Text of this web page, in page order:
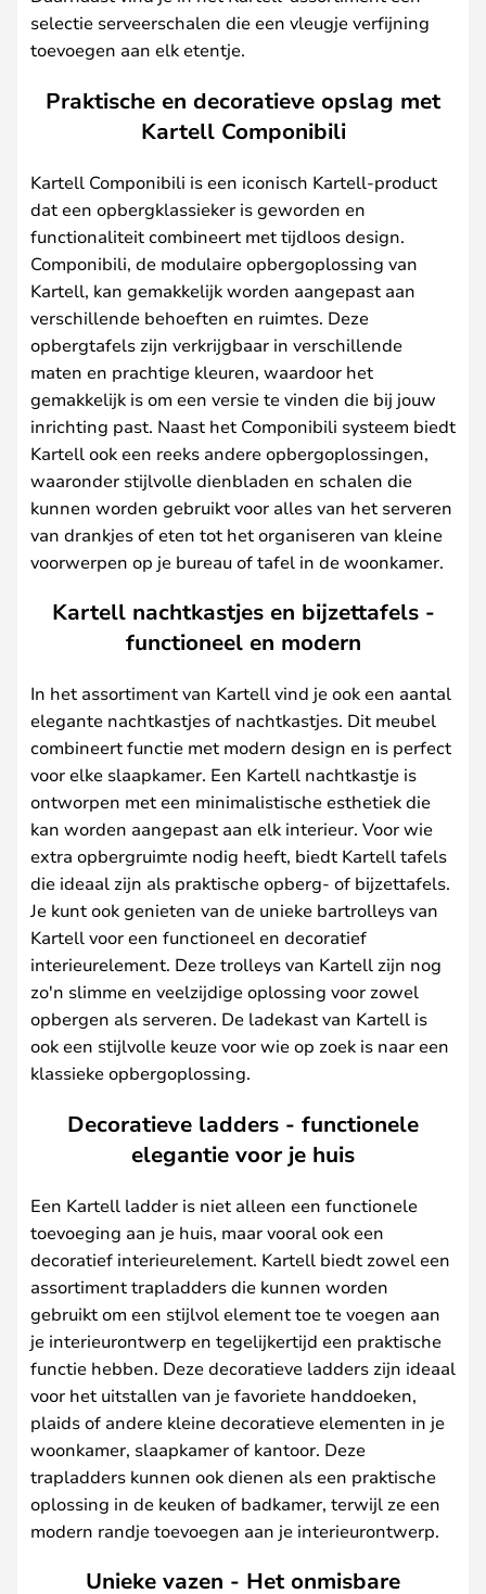
selectie serveerschalen die een vleugje verfijning
toevoegen aan elk etentje.
Praktische en decoratieve opslag met
Kartell Componibili
Kartell Componibili is een iconisch Kartell-product
dat een opbergklassieker is geworden en
functionaliteit combineert met tijdloos design.
Componibili, de modulaire opbergoplossing van
Kartell, kan gemakkelijk worden aangepast aan
verschillende behoeften en ruimtes. Deze
opbergtafels zijn verkrijgbaar in verschillende
maten en prachtige kleuren, waardoor het
gemakkelijk is om een versie te vinden die bij jouw
inrichting past. Naast het Componibili systeem biedt
Kartell ook een reeks andere opbergoplossingen,
waaronder stijlvolle dienbladen en schalen die
kunnen worden gebruikt voor alles van het serveren
van drankjes of eten tot het organiseren van kleine
voorwerpen op je bureau of tafel in de woonkamer.
Kartell nachtkastjes en bijzettafels -
functioneel en modern
In het assortiment van Kartell vind je ook een aantal
elegante nachtkastjes of nachtkastjes. Dit meubel
combineert functie met modern design en is perfect
voor elke slaapkamer. Een Kartell nachtkastje is
ontworpen met een minimalistische esthetiek die
kan worden aangepast aan elk interieur. Voor wie
extra opbergruimte nodig heeft, biedt Kartell tafels
die ideaal zijn als praktische opberg- of bijzettafels.
Je kunt ook genieten van de unieke bartrolleys van
Kartell voor een functioneel en decoratief
interieurelement. Deze trolleys van Kartell zijn nog
zo'n slimme en veelzijdige oplossing voor zowel
opbergen als serveren. De ladekast van Kartell is
ook een stijlvolle keuze voor wie op zoek is naar een
klassieke opbergoplossing.
Decoratieve ladders - functionele
elegantie voor je huis
Een Kartell ladder is niet alleen een functionele
toevoeging aan je huis, maar vooral ook een
decoratief interieurelement. Kartell biedt zowel een
assortiment trapladders die kunnen worden
gebruikt om een stijlvol element toe te voegen aan
je interieurontwerp en tegelijkertijd een praktische
functie hebben. Deze decoratieve ladders zijn ideaal
voor het uitstallen van je favoriete handdoeken,
plaids of andere kleine decoratieve elementen in je
woonkamer, slaapkamer of kantoor. Deze
trapladders kunnen ook dienen als een praktische
oplossing in de keuken of badkamer, terwijl ze een
modern randje toevoegen aan je interieurontwerp.
Unieke vazen - Het onmisbare